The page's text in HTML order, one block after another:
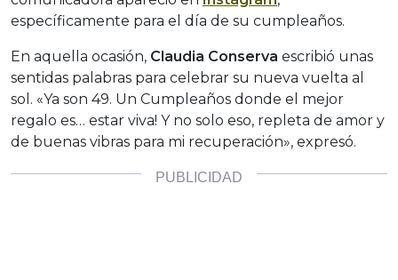
específicamente para el día de su cumpleaños.
En aquella ocasión, Claudia Conserva escribió unas
sentidas palabras para celebrar su nueva vuelta al
sol. «Ya son 49. Un Cumpleaños donde el mejor
regalo es… estar viva! Y no solo eso, repleta de amor y
de buenas vibras para mi recuperación», expresó.